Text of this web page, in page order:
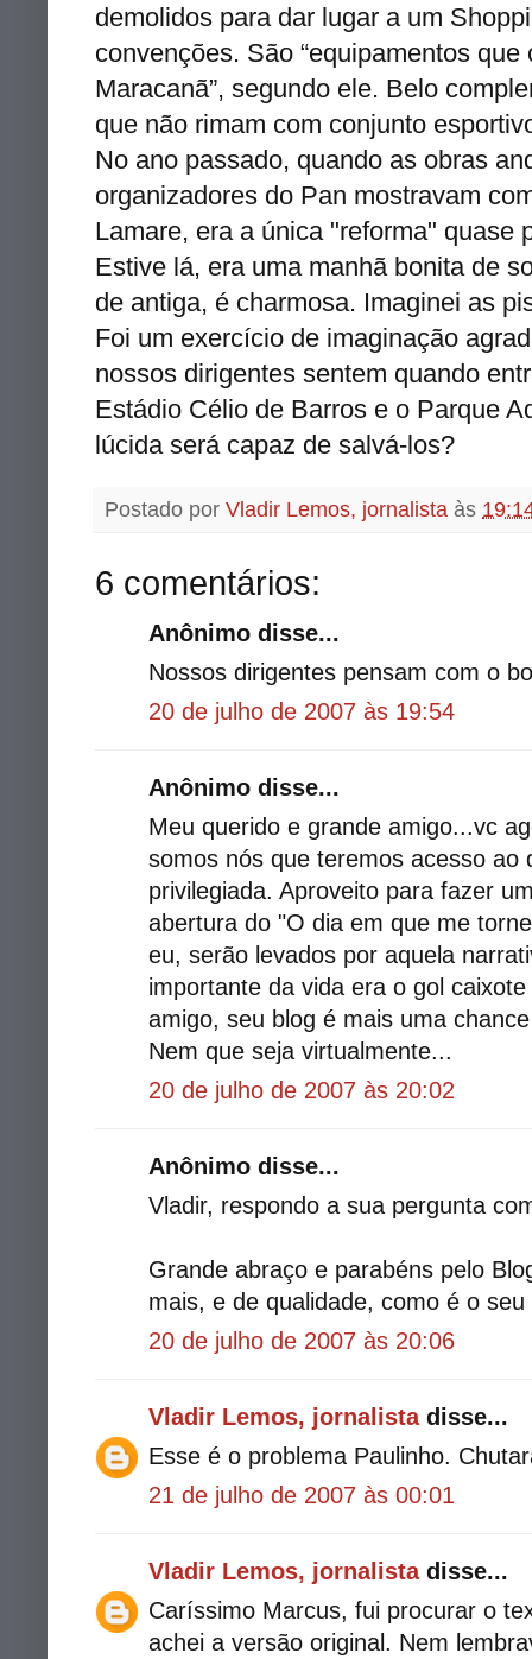
demolidos para dar lugar a um
convenções. São “equipamentos
Maracanã”, segundo ele. Belo
que não rimam com conjunto
No ano passado, quando as obras
organizadores do Pan mostravam
Lamare, era a única "reforma" quase
Estive lá, era uma manhã bonita de
de antiga, é charmosa. Imaginei as
Foi um exercício de imaginação
nossos dirigentes sentem quando
Estádio Célio de Barros e o Parque
lúcida será capaz de salvá-los?
Postado por Vladir Lemos, jornalista às
6 comentários:
Anônimo disse...
Nossos dirigentes pensam com o
20 de julho de 2007 às 19:54
Anônimo disse...
Meu querido e grande amigo...vc
somos nós que teremos acesso ao
privilegiada. Aproveito para fazer
abertura do "O dia em que me
eu, serão levados por aquela
importante da vida era o gol
amigo, seu blog é mais uma
Nem que seja virtualmente...
20 de julho de 2007 às 20:02
Anônimo disse...
Vladir, respondo a sua pergunta
Grande abraço e parabéns pelo
mais, e de qualidade, como é o seu
20 de julho de 2007 às 20:06
Vladir Lemos, jornalistadisse...
Esse é o problema Paulinho.
21 de julho de 2007 às 00:01
Vladir Lemos, jornalistadisse...
Caríssimo Marcus, fui procurar o
achei a versão original. Nem